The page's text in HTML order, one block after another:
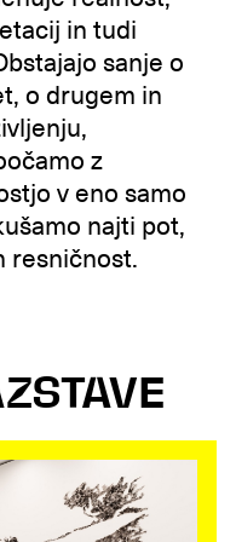
in tudi
sanje o
o drugem in
z
v eno samo
najti pot,
resničnost.